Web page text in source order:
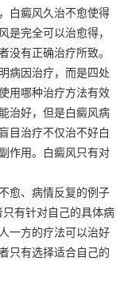
白癜风久治不愈使得
是完全可以治愈得，
没有正确治疗所致。
病因治疗，而是四处
用哪种治疗方法有效
治好，但是白癜风病
目治疗不仅治不好白
作用。白癜风只有对
愈、病情反复的例子
有针对自己的具体病
一方的疗法可以治好
只有选择适合自己的